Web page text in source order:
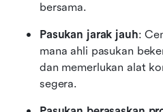
bersama.
Pasukan jarak jauh:
mana ahli pasukan
dan memerlukan alat
segera.